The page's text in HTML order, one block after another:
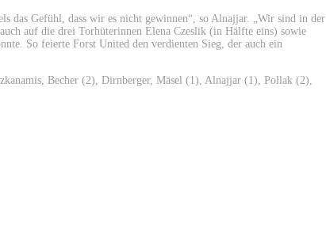
das Gefühl, dass wir es nicht gewinnen“, so Alnajjar. „Wir sind in der
auf die drei Torhüterinnen Elena Czeslik (in Hälfte eins) sowie
So feierte Forst United den verdienten Sieg, der auch ein
Becher (2), Dirnberger, Mäsel (1), Alnajjar (1), Pollak (2),